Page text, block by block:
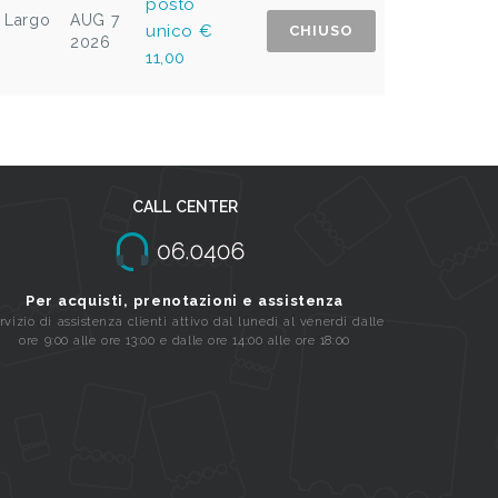
Largo
AUG 7
2026
posto
unico €
11,00
CHIUSO
CALL CENTER
Per acquisti, prenotazioni e assistenza
di assistenza clienti attivo dal lunedi al venerdi dalle
ore 9:00 alle ore 13:00 e dalle ore 14:00 alle ore 18:00